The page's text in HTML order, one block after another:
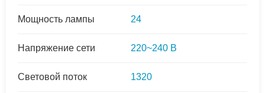
Мощность лампы 24
Напряжение сети 220~240 В
Световой поток 1320